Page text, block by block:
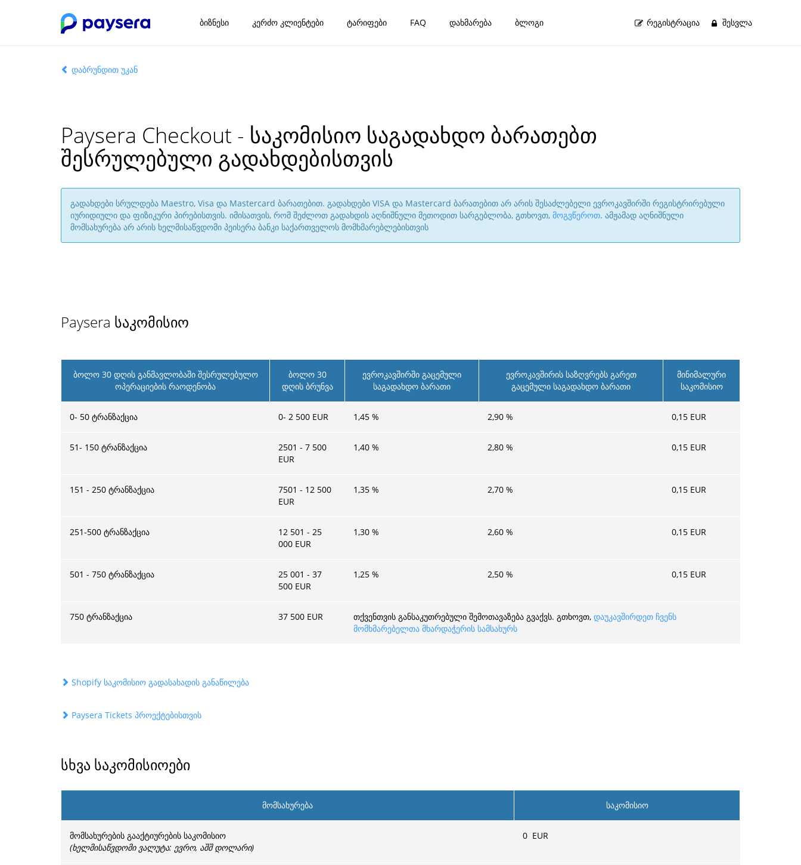
ბიზნესი კერძო კლიენტები ტარიფები FAQ დახმარება ბლოგი ᲠᲔᲒᲘᲡᲢᲠᲐᲪᲘᲐ ᲨᲔᲡᲕᲚᲐ
დაბრუნდით უკან
Paysera Checkout - საკომისიო საგადახდო ბარათებთ
შესრულებული გადახდებისთვის
გადახდები სრულდება Maestro, Visa და Mastercard ბარათებით. გადახდები VISA და Mastercard ბარათებით არ არის შესაძლებელი ევროკავშირში რეგისტრირებული
იურიდიული და ფიზიკური პირებისთვის. იმისათვის, რომ შეძლოთ გადახდის აღნიშნული მეთოდით სარგებლობა, გთხოვთ, მოგვწეროთ. ამჟამად აღნიშნული
მომსახურება არ არის ხელმისაწვდომი პეისერა ბანკი საქართველოს მომხმარებლებისთვის
Paysera საკომისიო
ბოლო 30 დღის განმავლობაში შესრულებულო
ოპერაციების რაოდენობა
ბოლო 30
დღის ბრუნვა
ევროკავშირში გაცემული
საგადახდო ბარათი
ევროკავშირის საზღვრებს გარეთ
გაცემული საგადახდო ბარათი
მინიმალური
საკომისიო
0- 50 ტრანზაქცია 0- 2 500 EUR 1,45 % 2,90 % 0,15 EUR
51- 150 ტრანზაქცია
2501 - 7 500
EUR
1,40 % 2,80 % 0,15 EUR
151 - 250 ტრანზაქცია
7501 - 12 500
EUR
1,35 % 2,70 % 0,15 EUR
251-500 ტრანზაქცია
12 501 - 25
000 EUR
1,30 % 2,60 % 0,15 EUR
501 - 750 ტრანზაქცია
25 001 - 37
500 EUR
1,25 % 2,50 % 0,15 EUR
750 ტრანზაქცია 37 500 EUR თქვენთვის განსაკუთრებული შემოთავაზება გვაქვს. გთხოვთ, დაუკავშირდეთ ჩვენს
მომხმარებელთა მხარდაჭერის სამსახურს
Shopify საკომისიო გადასახადის განაწილება
Paysera Tickets პროექტებისთვის
სხვა საკომისიოები
მომსახურება საკომისიო
მომსახურების გააქტიურების საკომისიო
(ხელმისაწვდომი ვალუტა: ევრო, აშშ დოლარი)
0 EUR